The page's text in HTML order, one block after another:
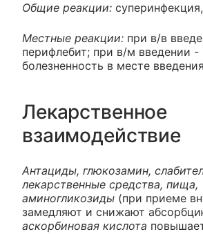
Общие реакции:
Местные реакции: при в/в
перифлебит; при в/м введении -
болезненность в месте
Лекарственное
взаимодействие
Антациды, глюкозамин,
лекарственные средства, пища,
аминогликозиды (при приеме
замедляют и снижают
аскорбиновая кислота